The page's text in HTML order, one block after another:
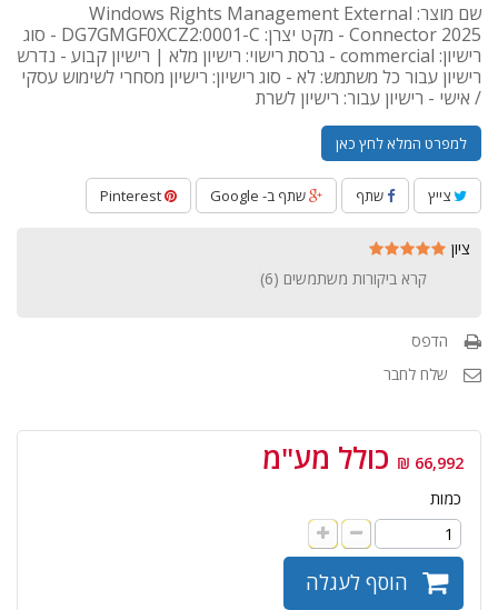
שם מוצר: Windows Rights Management External
Connector 2025 - מקט יצרן: DG7GMGF0XCZ2:0001-C - סוג
רישיון: commercial - גרסת רישוי: רישיון מלא | רישיון קבוע - נדרש
רישיון עבור כל משתמש: לא - סוג רישיון: רישיון מסחרי לשימוש עסקי
/ אישי - רישיון עבור: רישיון לשרת
למפרט המלא לחץ כאן
צייץ שתף שתף ב- Google
ציון
קרא ביקורות משתמשים (6
)
הדפס
שלח לחבר
66,992 ₪ כולל מע"מ
כמות
הוסף לעגלה